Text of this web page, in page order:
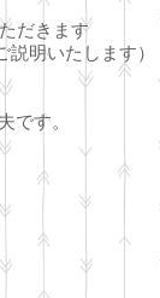
だきます
明いたします）
です。